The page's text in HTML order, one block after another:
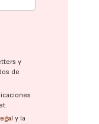
y
de
y la